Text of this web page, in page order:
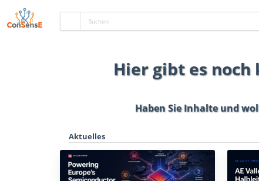
Hier gibt es
Haben Sie Inhalte und
Aktuelles